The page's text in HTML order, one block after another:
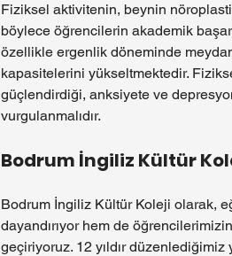
Fiziksel aktivitenin, beynin
böylece öğrencilerin akademik
özellikle ergenlik döneminde
kapasitelerini yükseltmektedir.
güçlendirdiği, anksiyete ve
vurgulanmalıdır.
Bodrum İngiliz Kültür
Bodrum İngiliz Kültür Koleji olarak,
dayandırıyor hem de
geçiriyoruz. 12 yıldır